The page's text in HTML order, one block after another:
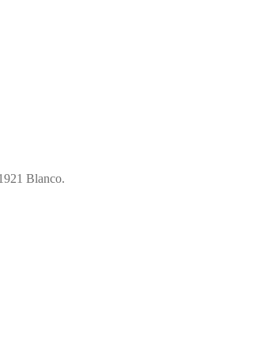
Blanco.